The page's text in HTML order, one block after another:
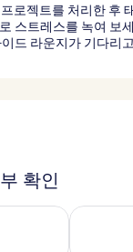
로젝트를 처리한 후
스트레스를 녹여 보
드 라운지가 기다리
확인
10일 ~ 8월 11일
내일 예약